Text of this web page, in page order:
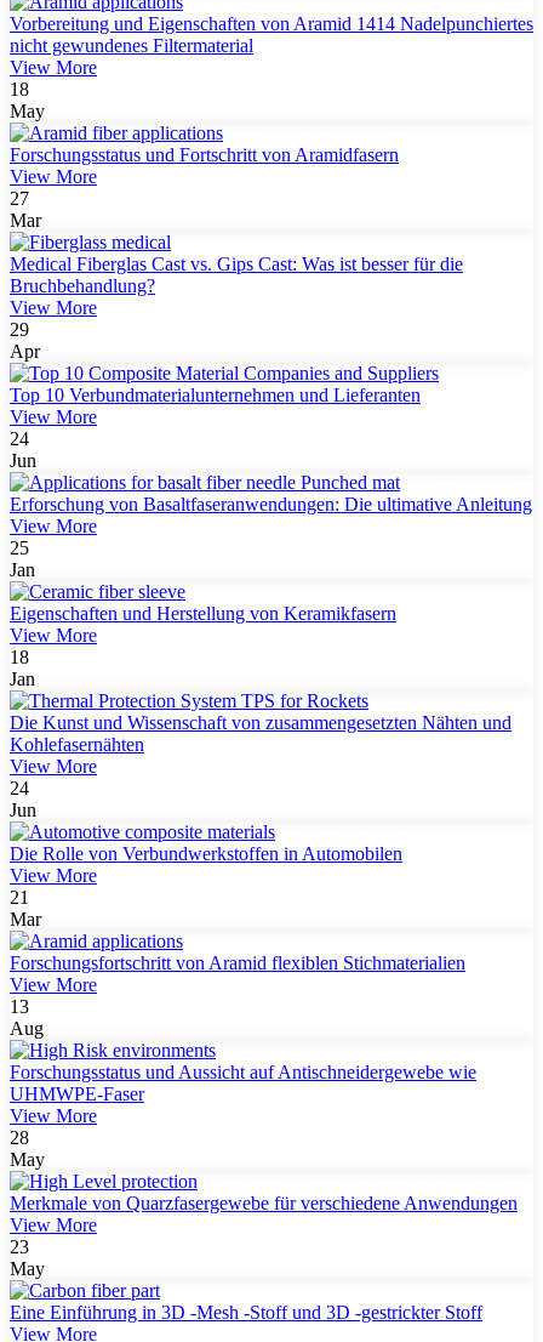
Vorbereitung und Eigenschaften von Aramid 1414 Nadelpunchiertes
nicht gewundenes Filtermaterial
View More
18
May
Forschungsstatus und Fortschritt von Aramidfasern
View More
27
Mar
Medical Fiberglas Cast vs. Gips Cast: Was ist besser für die
Bruchbehandlung?
View More
29
Apr
Top 10 Verbundmaterialunternehmen und Lieferanten
View More
24
Jun
Erforschung von Basaltfaseranwendungen: Die ultimative Anleitung
View More
25
Jan
Eigenschaften und Herstellung von Keramikfasern
View More
18
Jan
Die Kunst und Wissenschaft von zusammengesetzten Nähten und
Kohlefasernähten
View More
24
Jun
Die Rolle von Verbundwerkstoffen in Automobilen
View More
21
Mar
Forschungsfortschritt von Aramid flexiblen Stichmaterialien
View More
13
Aug
Forschungsstatus und Aussicht auf Antischneidergewebe wie
UHMWPE-Faser
View More
28
May
Merkmale von Quarzfasergewebe für verschiedene Anwendungen
View More
23
May
Eine Einführung in 3D -Mesh -Stoff und 3D -gestrickter Stoff
View More